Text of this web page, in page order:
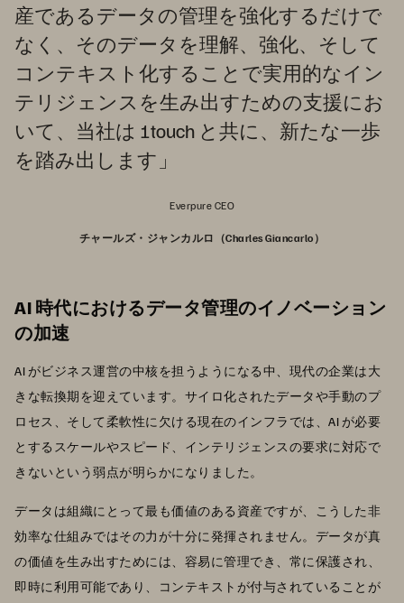
産であるデータの管理を強化するだけで
なく、そのデータを理解、強化、そして
コンテキスト化することで実用的なイン
テリジェンスを生み出すための支援にお
いて、当社は 1touch と共に、新たな一歩
を踏み出します」
Everpure CEO
チャールズ・ジャンカルロ（Charles Giancarlo）
AI 時代におけるデータ管理のイノベーション
の加速
AI がビジネス運営の中核を担うようになる中、現代の企業は大
きな転換期を迎えています。サイロ化されたデータや手動のプ
ロセス、そして柔軟性に欠ける現在のインフラでは、AI が必要
とするスケールやスピード、インテリジェンスの要求に対応で
きないという弱点が明らかになりました。
データは組織にとって最も価値のある資産ですが、こうした非
効率な仕組みではその力が十分に発揮されません。データが真
の価値を生み出すためには、容易に管理でき、常に保護され、
即時に利用可能であり、コンテキストが付与されていることが